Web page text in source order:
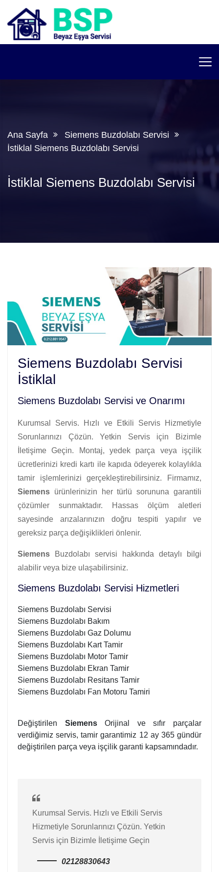
Ana Sayfa
Siemens Buzdolabı Servisi
İstiklal Siemens Buzdolabı Servisi
İstiklal Siemens Buzdolabı Servisi
Siemens Buzdolabı Servisi
İstiklal
Siemens Buzdolabı Servisi ve Onarımı
Kurumsal Servis. Hızlı ve Etkili Servis Hizmetiyle
Sorunlarınızı Çözün. Yetkin Servis için Bizimle
İletişime Geçin. Montaj, yedek parça veya işçilik
ücretlerinizi kredi kartı ile kapıda ödeyerek kolaylıkla
tamir işlemlerinizi gerçekleştirebilirsiniz. Firmamız,
Siemens ürünlerinizin her türlü sorununa garantili
çözümler sunmaktadır. Hassas ölçüm aletleri
sayesinde arızalarınızın doğru tespiti yapılır ve
gereksiz parça değişiklikleri önlenir.
Siemens Buzdolabı servisi hakkında detaylı bilgi
alabilir veya bize ulaşabilirsiniz.
Siemens Buzdolabı Servisi Hizmetleri
Siemens Buzdolabı Servisi
Siemens Buzdolabı Bakım
Siemens Buzdolabı Gaz Dolumu
Siemens Buzdolabı Kart Tamir
Siemens Buzdolabı Motor Tamir
Siemens Buzdolabı Ekran Tamir
Siemens Buzdolabı Resitans Tamir
Siemens Buzdolabı Fan Motoru Tamiri
Değiştirilen SiemensOrijinal ve sıfır parçalar
verdiğimiz servis, tamir garantimiz 12 ay 365 gündür
değiştirilen parça veya işçilik garanti kapsamındadır.
Kurumsal Servis. Hızlı ve Etkili Servis
Hizmetiyle Sorunlarınızı Çözün. Yetkin
Servis için Bizimle İletişime Geçin
02128830643